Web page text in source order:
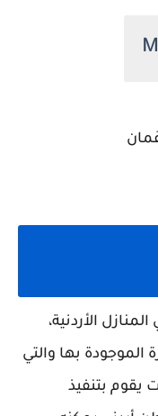
الأردنية،
بها والتي
بتنفيذ